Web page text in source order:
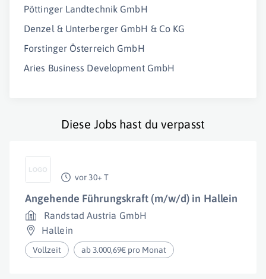
Pöttinger Landtechnik GmbH
Denzel & Unterberger GmbH & Co KG
Forstinger Österreich GmbH
Aries Business Development GmbH
Diese Jobs hast du verpasst
vor 30+ T
Angehende Führungskraft (m/w/d) in Hallein
Randstad Austria GmbH
Hallein
Vollzeit ab 3.000,69€ pro Monat